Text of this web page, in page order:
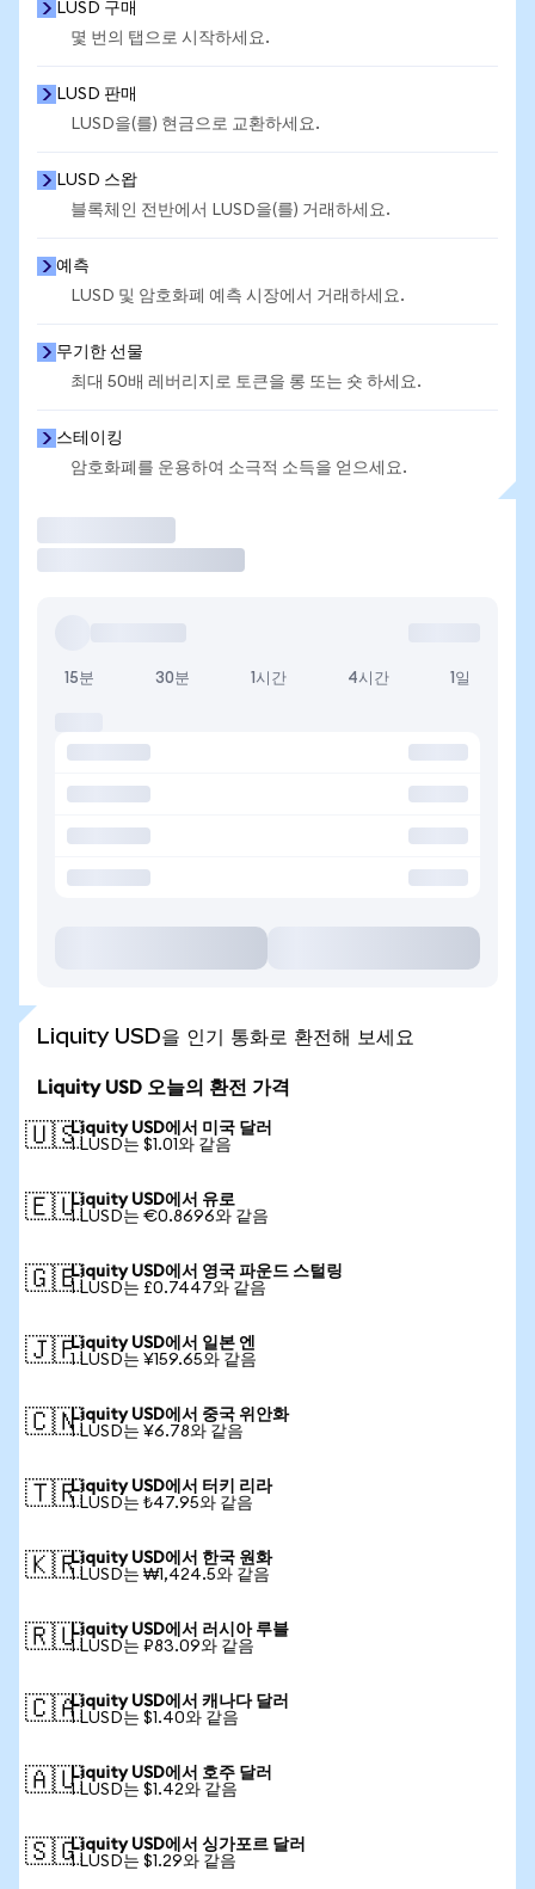
LUSD 구매
몇 번의 탭으로 시작하세요.
LUSD 판매
LUSD을(를) 현금으로 교환하세요.
LUSD 스왑
블록체인 전반에서 LUSD을(를) 거래하세요.
예측
LUSD 및 암호화폐 예측 시장에서 거래하세요.
무기한 선물
최대 50배 레버리지로 토큰을 롱 또는 숏 하세요.
스테이킹
암호화폐를 운용하여 소극적 소득을 얻으세요.
15분 30분 1시간 4시간 1일
Liquity USD을 인기 통화로 환전해 보세요
Liquity USD 오늘의 환전 가격
🇺🇸Liquity USD에서 미국 달러
1 LUSD는 $1.01와 같음
🇪🇺Liquity USD에서 유로
1 LUSD는 €0.8696와 같음
🇬🇧Liquity USD에서 영국 파운드 스털링
1 LUSD는 £0.7447와 같음
🇯🇵Liquity USD에서 일본 엔
1 LUSD는 ¥159.65와 같음
🇨🇳Liquity USD에서 중국 위안화
1 LUSD는 ¥6.78와 같음
🇹🇷Liquity USD에서 터키 리라
1 LUSD는 ₺47.95와 같음
🇰🇷Liquity USD에서 한국 원화
1 LUSD는 ₩1,424.5와 같음
🇷🇺Liquity USD에서 러시아 루블
1 LUSD는 ₽83.09와 같음
🇨🇦Liquity USD에서 캐나다 달러
1 LUSD는 $1.40와 같음
🇦🇺Liquity USD에서 호주 달러
1 LUSD는 $1.42와 같음
🇸🇬Liquity USD에서 싱가포르 달러
1 LUSD는 $1.29와 같음